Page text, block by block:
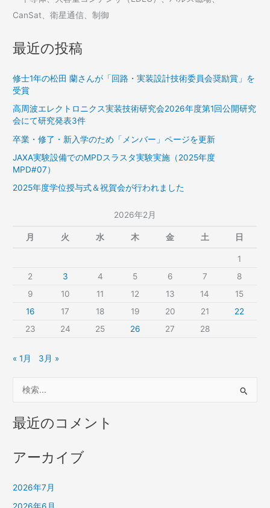
発
表
CanSat、衛星通信、制御
最近の投稿
修士1年の松田 蘭さんが「回路・実装設計技術委員会奨励賞」を
受賞
高周波エレクトロニクス実装技術研究会2026年度第1回公開研究
会にて研究発表3件
卒業・修了・新入学のため「メンバー」ページを更新
JAXA実験設備でのMPDスラスタ実験実施（2025年度
MPD#07）
2025年度学位授与式＆祝賀会が行われました
2026年2月
月 火 水 木 金 土 日
1
2
3 4 5 6 7
8
9
10 11 12 13 14
15
16
17 18 19 20 21
22
23
24 25 26 27 28
« 1月 3月 »
対
最近のコメント
アーカイブ
2026年7月
2026年6月